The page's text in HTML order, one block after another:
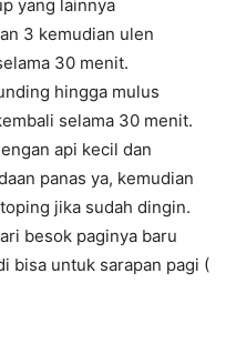
yang lainnya
3 kemudian ulen
30 menit.
hingga mulus
selama 30 menit.
api kecil dan
panas ya, kemudian
jika sudah dingin.
besok paginya baru
bisa untuk sarapan pagi (